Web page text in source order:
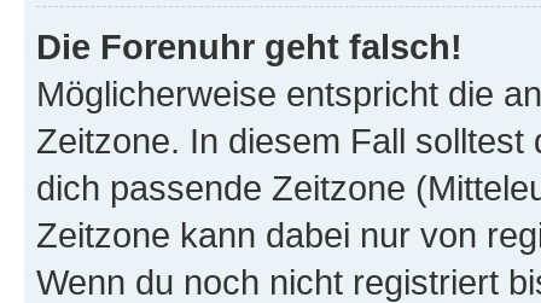
Die Forenuhr geht falsch!
Möglicherweise entspricht die
Zeitzone. In diesem Fall solltest
dich passende Zeitzone
Zeitzone kann dabei nur von
Wenn du noch nicht registriert